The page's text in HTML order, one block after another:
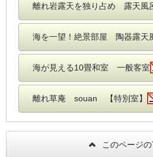
離れ岩露天を独り占め 露天風
海を一望！絶景部屋 陶器露天
海が見える10畳和室 一般客室
離れ草庵 souan 【特別室】
このページ